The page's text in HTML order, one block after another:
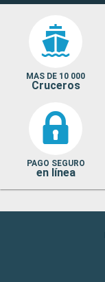
MAS DE 10 000
Cruceros
PAGO SEGURO
en línea